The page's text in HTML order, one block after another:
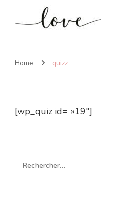
Home quizz
[wp_quiz id= »19″]
Rechercher :